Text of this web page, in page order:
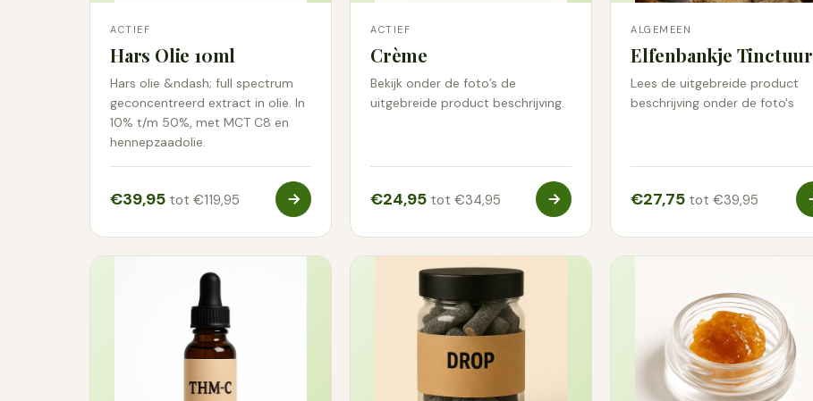
ACTIEF
Hars Olie 10ml
Hars olie &ndash; full spectrum
geconcentreerd extract in olie. In
10% t/m 50%, met MCT C8 en
hennepzaadolie.
€39,95 tot €119,95
ACTIEF
Crème
Bekijk onder de foto’s de
uitgebreide product beschrijving.
€24,95 tot €34,95
ALGEMEEN
Elfenbankje Tinctuur
Lees de uitgebreide product
beschrijving onder de foto's
€27,75 tot €39,95